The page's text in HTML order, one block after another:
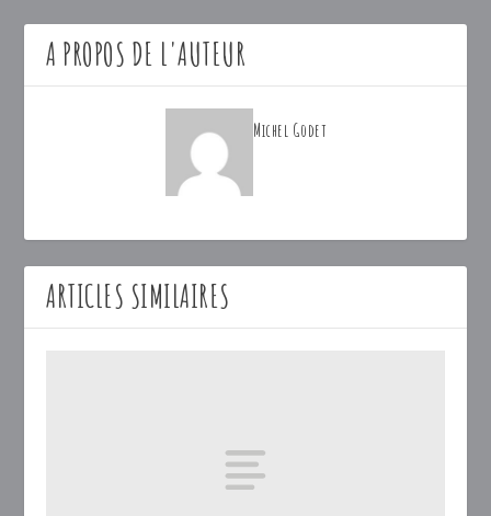
A PROPOS DE L'AUTEUR
Michel Godet
ARTICLES SIMILAIRES